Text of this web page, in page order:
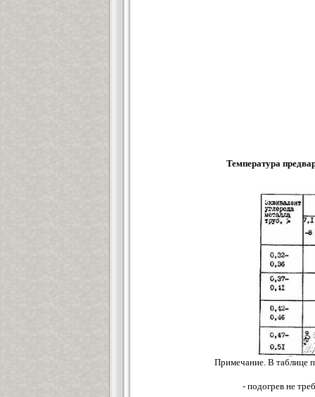
Температура
Примечание. В таблице
- подогрев не